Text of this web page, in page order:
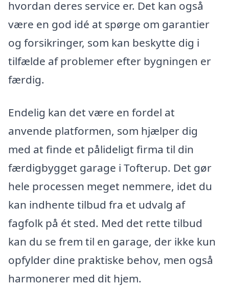
hvordan deres service er. Det kan også
være en god idé at spørge om garantier
og forsikringer, som kan beskytte dig i
tilfælde af problemer efter bygningen er
færdig.
Endelig kan det være en fordel at
anvende platformen, som hjælper dig
med at finde et pålideligt firma til din
færdigbygget garage i Tofterup. Det gør
hele processen meget nemmere, idet du
kan indhente tilbud fra et udvalg af
fagfolk på ét sted. Med det rette tilbud
kan du se frem til en garage, der ikke kun
opfylder dine praktiske behov, men også
harmonerer med dit hjem.